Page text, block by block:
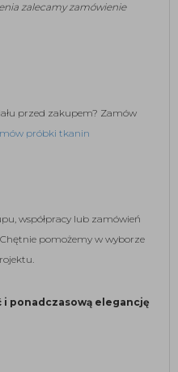
zalecamy zamówienie
przed zakupem? Zamów
próbki tkanin
współpracy lub zamówień
pomożemy w wyborze
i ponadczasową elegancję